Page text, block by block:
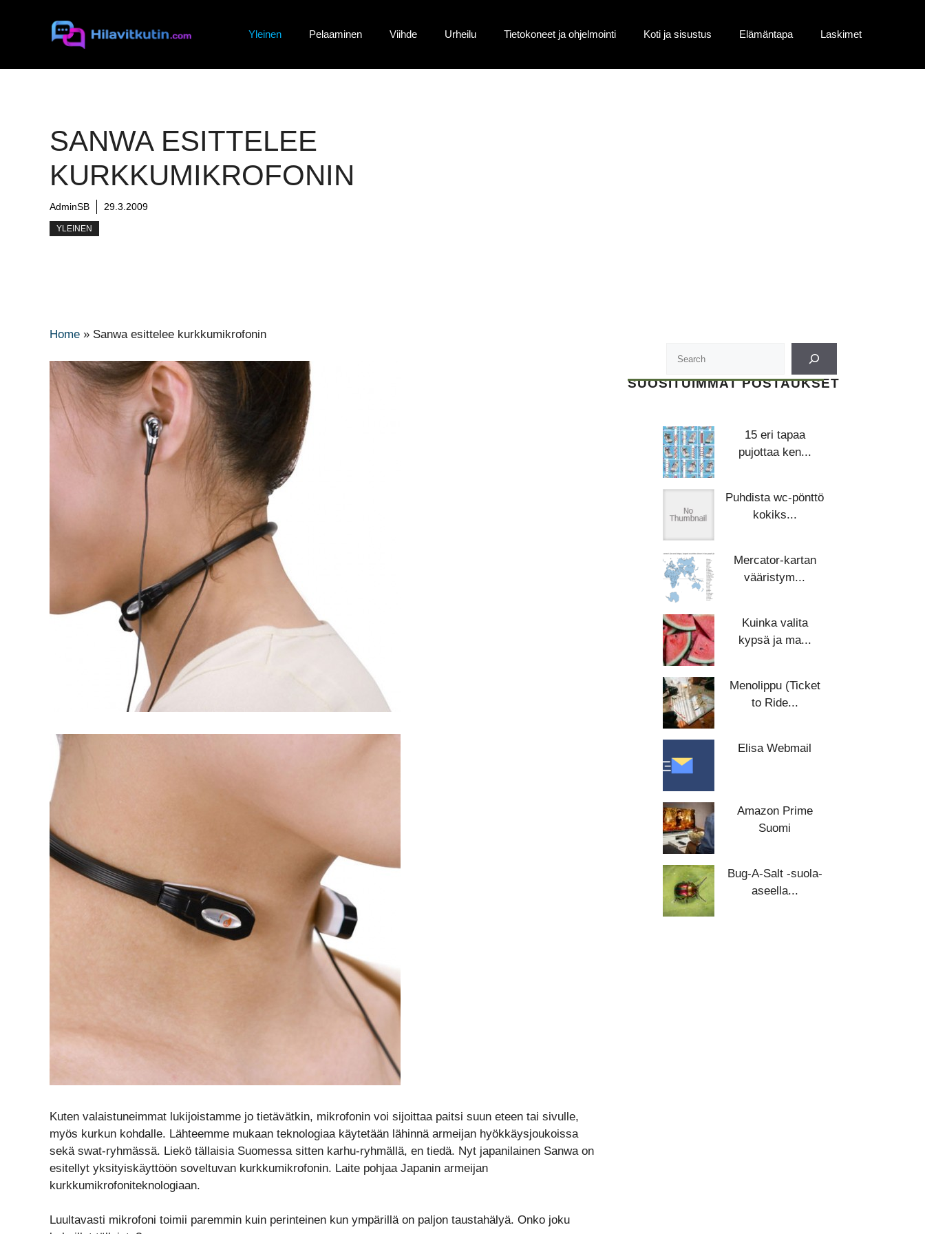
Yleinen Pelaaminen Viihde Urheilu Tietokoneet ja ohjelmointi Koti ja sisustus Elämäntapa Laskimet
SANWA ESITTELEE
KURKKUMIKROFONIN
AdminSB 29.3.2009
YLEINEN
Home » Sanwa esittelee kurkkumikrofonin
Kuten valaistuneimmat lukijoistamme jo tietävätkin, mikrofonin voi sijoittaa paitsi suun eteen tai sivulle,
myös kurkun kohdalle. Lähteemme mukaan teknologiaa käytetään lähinnä armeijan hyökkäysjoukoissa
sekä swat-ryhmässä. Liekö tällaisia Suomessa sitten karhu-ryhmällä, en tiedä. Nyt japanilainen Sanwa on
esitellyt yksityiskäyttöön soveltuvan kurkkumikrofonin. Laite pohjaa Japanin armeijan
kurkkumikrofoniteknologiaan.
Luultavasti mikrofoni toimii paremmin kuin perinteinen kun ympärillä on paljon taustahälyä. Onko joku
SUOSITUIMMAT POSTAUKSET
15 eri tapaa
pujottaa ken...
Puhdista wc-pönttö
kokiks...
Mercator-kartan
vääristym...
Kuinka valita
kypsä ja ma...
Menolippu (Ticket
to Ride...
Elisa Webmail
Amazon Prime
Suomi
Bug-A-Salt -suola-
aseella...